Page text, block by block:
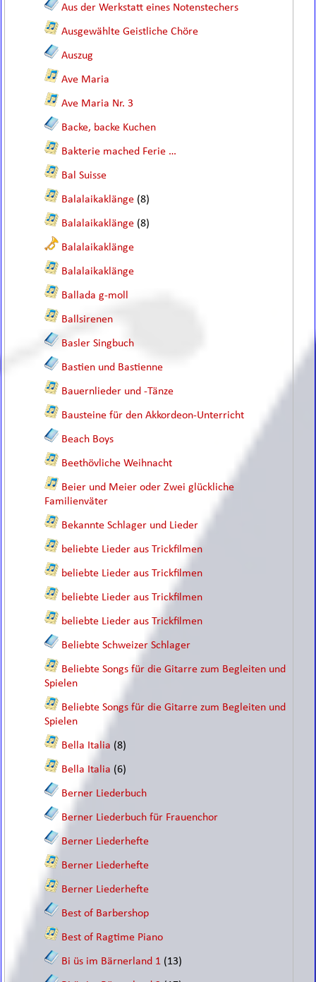
Aus der Werkstatt eines Notenstechers
Ausgewählte Geistliche Chöre
Auszug
Ave Maria
Ave Maria Nr. 3
Backe, backe Kuchen
Bakterie mached Ferie …
Bal Suisse
Balalaikaklänge (8)
Balalaikaklänge (8)
Balalaikaklänge
Balalaikaklänge
Ballada g-moll
Ballsirenen
Basler Singbuch
Bastien und Bastienne
Bauernlieder und -Tänze
Bausteine für den Akkordeon-Unterricht
Beach Boys
Beethövliche Weihnacht
Beier und Meier oder Zwei glückliche
Familienväter
Bekannte Schlager und Lieder
beliebte Lieder aus Trickfilmen
beliebte Lieder aus Trickfilmen
beliebte Lieder aus Trickfilmen
beliebte Lieder aus Trickfilmen
Beliebte Schweizer Schlager
Beliebte Songs für die Gitarre zum Begleiten und
Spielen
Beliebte Songs für die Gitarre zum Begleiten und
Spielen
Bella Italia (8)
Bella Italia (6)
Berner Liederbuch
Berner Liederbuch für Frauenchor
Berner Liederhefte
Berner Liederhefte
Berner Liederhefte
Best of Barbershop
Best of Ragtime Piano
Bi üs im Bärnerland 1 (13)